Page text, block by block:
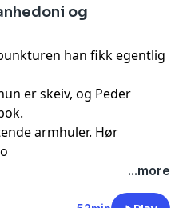
og
han fikk egentlig
er skeiv, og Peder
armhuler. Hør
...more